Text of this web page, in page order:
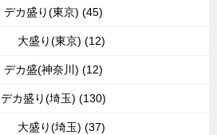
デカ盛り(東京) (45)
大盛り(東京) (12)
デカ盛(神奈川) (12)
デカ盛り(埼玉) (130)
大盛り(埼玉) (37)